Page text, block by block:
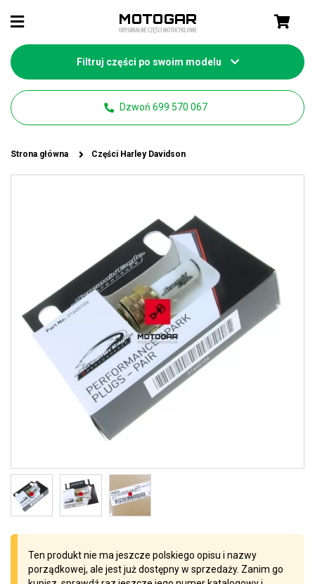
Filtruj części po swoim modelu
Dzwoń 699 570 067
Strona główna Części Harley Davidson
Ten produkt nie ma jeszcze polskiego opisu i nazwy
porządkowej, ale jest już dostępny w sprzedaży. Zanim go